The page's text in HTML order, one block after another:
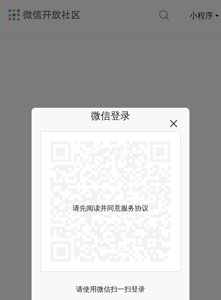
小程序
微信登录
请先阅读并同意服务协议
请使用微信扫一扫登录